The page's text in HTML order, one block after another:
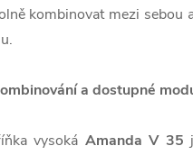
kombinovat mezi sebou
a dostupné
vysoká Amanda V 35